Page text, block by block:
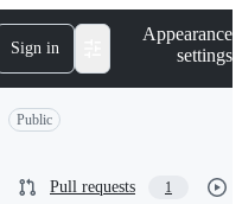
Sign in
Appearance
settings
Public
Pull requests 1